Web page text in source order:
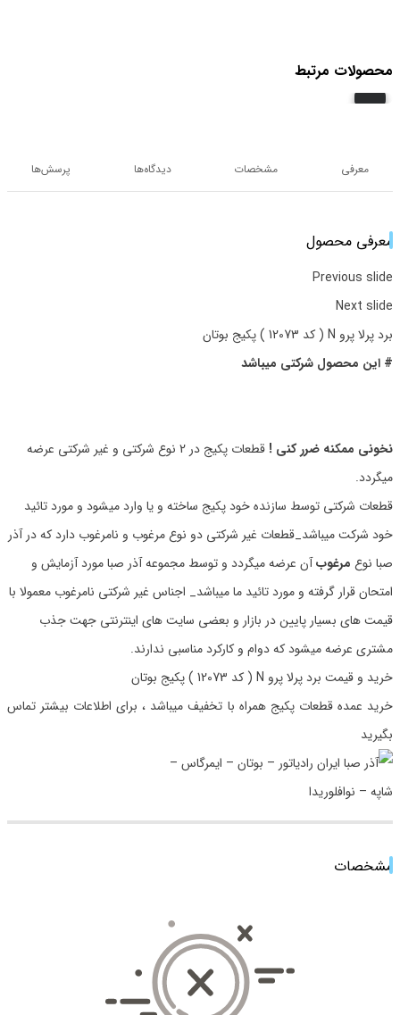
محصولات مرتبط
معرفی مشخصات دیدگاه‌ها پرسش‌ها
معرفی محصول
Previous slide
Next slide
برد پرلا پرو N ( کد 12073 ) پکیج بوتان
# این محصول شرکتی میباشد
نخونی ممکنه ضرر کنی !
قطعات پکیج در 2 نوع شرکتی و غیر شرکتی عرضه
میگردد.
قطعات شرکتی توسط سازنده خود پکیج ساخته و یا وارد میشود و مورد تائید
خود شرکت میباشد_قطعات غیر شرکتی دو نوع مرغوب و نامرغوب دارد که در آذر
صبا نوع مرغوبآن عرضه میگردد و توسط مجموعه آذر صبا مورد آزمایش و
امتحان قرار گرفته و مورد تائید ما میباشد_ اجناس غیر شرکتی نامرغوب معمولا با
قیمت های بسیار پایین در بازار و بعضی سایت های اینترنتی جهت جذب
مشتری عرضه میشود که دوام و کارکرد مناسبی ندارند.
خرید و قیمت برد پرلا پرو N ( کد 12073 ) پکیج بوتان
خرید عمده قطعات پکیج همراه با تخفیف میباشد ، برای اطلاعات بیشتر تماس
بگیرید
مشخصات